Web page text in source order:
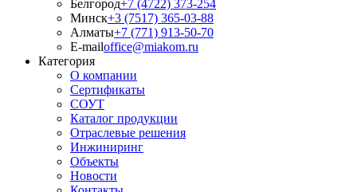
Белгород+7 (4722) 373-254
Минск+3 (7517) 365-03-88
Алматы+7 (771) 913-50-70
E-mailoffice@miakom.ru
Категория
О компании
Сертификаты
СОУТ
Каталог продукции
Отраслевые решения
Инжиниринг
Объекты
Новости